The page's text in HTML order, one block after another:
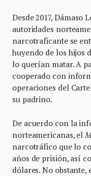
Desde 2017, Dámaso
autoridades
narcotraficante se
huyendo de los hijos
lo querían matar. A
cooperado con
operaciones del
su padrino.
De acuerdo con la
norteamericanas, el
narcotráfico que lo
años de prisión, así
dólares. No